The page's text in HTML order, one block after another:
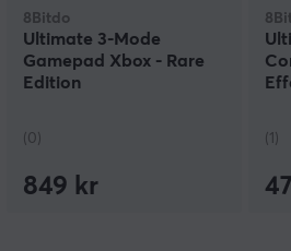
8Bitdo
Ultimate 3-Mode
Gamepad Xbox - Rare
Edition
(0)
849 kr
(1)